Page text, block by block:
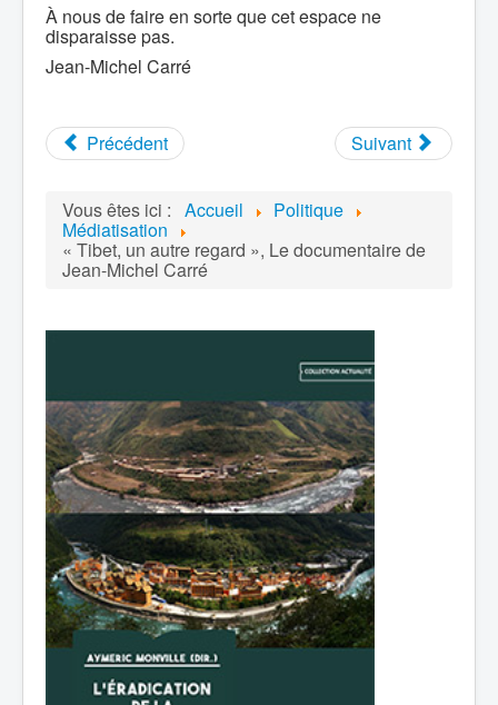
À nous de faire en sorte que cet espace ne
disparaisse pas.
Jean-Michel Carré
Précédent Suivant
Vous êtes ici : Accueil Politique
Médiatisation
« Tibet, un autre regard », Le documentaire de
Jean-Michel Carré